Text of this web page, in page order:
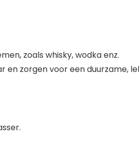
zoals whisky, wodka enz.
en zorgen voor een duurzame,